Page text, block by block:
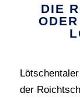
DIE
der